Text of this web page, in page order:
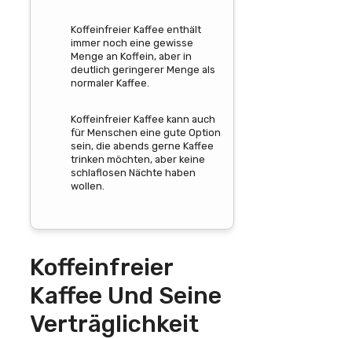
Koffeinfreier Kaffee enthält
immer noch eine gewisse
Menge an Koffein, aber in
deutlich geringerer Menge als
normaler Kaffee.
Koffeinfreier Kaffee kann auch
für Menschen eine gute Option
sein, die abends gerne Kaffee
trinken möchten, aber keine
schlaflosen Nächte haben
wollen.
Koffeinfreier
Kaffee Und Seine
Verträglichkeit